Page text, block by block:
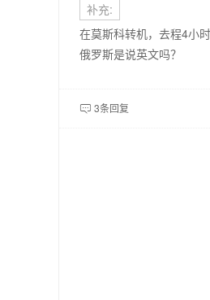
补充:
在莫斯科转机，去程4小
俄罗斯是说英文吗？
 3条回复